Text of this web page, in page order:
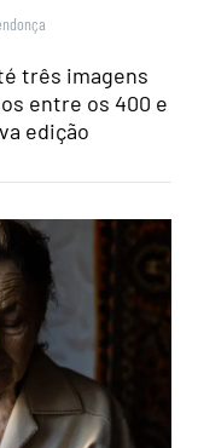
três imagens
entre os 400 e
edição